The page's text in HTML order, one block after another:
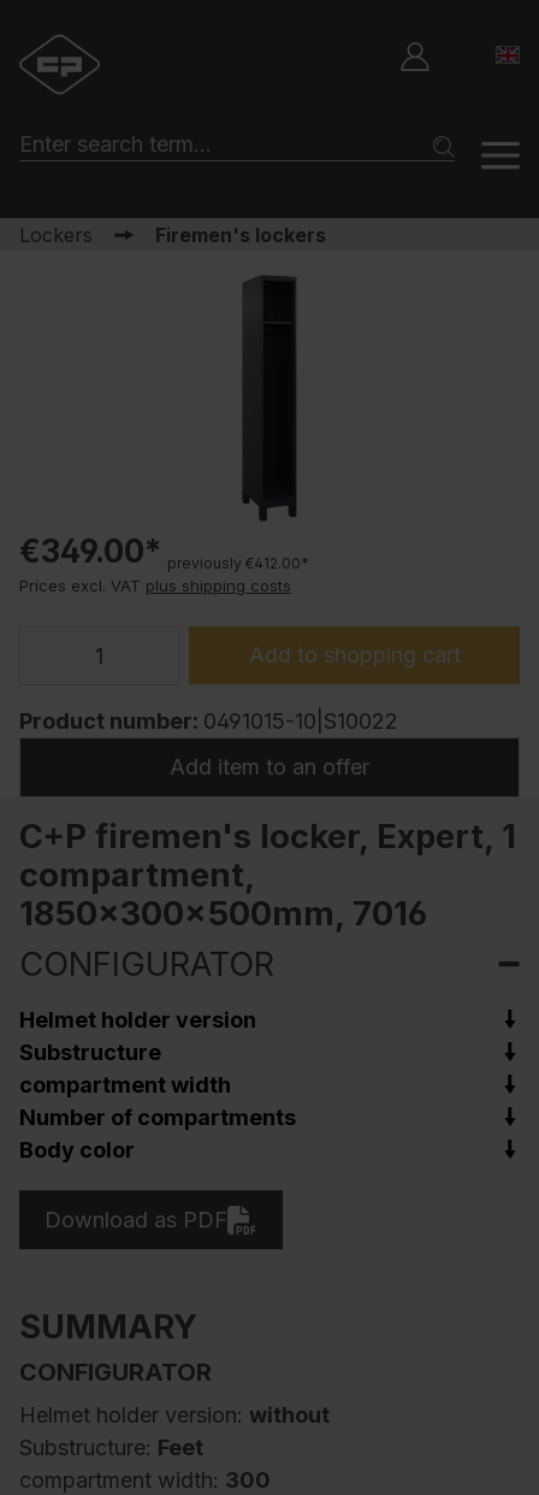
Lockers Firemen's lockers
€349.00* previously €412.00*
Prices excl. VAT plus shipping costs
Add to shopping cart
Product number: 0491015-10|S10022
Add item to an offer
C+P firemen's locker, Expert, 1
compartment,
1850x300x500mm, 7016
CONFIGURATOR
Helmet holder version
Substructure
compartment width
Number of compartments
Body color
Download as PDF
SUMMARY
CONFIGURATOR
Helmet holder version: without
Substructure: Feet
compartment width: 300